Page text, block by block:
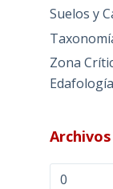
Suelos y
Zona
Edafología
Archivos
Archivos